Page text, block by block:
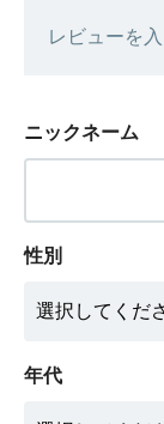
レビューを
ニックネーム
性別
年代